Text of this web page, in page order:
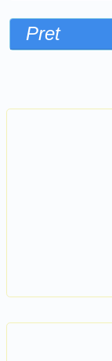
Pret